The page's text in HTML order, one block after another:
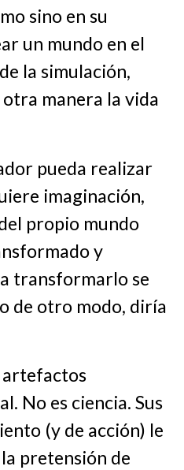
sino en su
un mundo en el
la simulación,
manera la vida
pueda realizar
imaginación,
propio mundo
y
transformarlo se
de otro modo, diría
artefactos
No es ciencia. Sus
(y de acción) le
pretensión de